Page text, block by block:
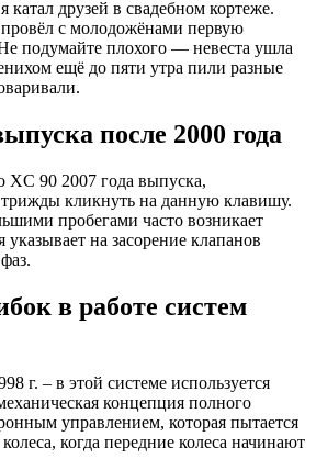
катал друзей в свадебном кортеже.
с молодожёнами первую
подумайте плохого — невеста ушла
ещё до пяти утра пили разные
после 2000 года
XC 90 2007 года выпуска,
кликнуть на данную клавишу.
пробегами часто возникает
на засорение клапанов
в работе систем
г. – в этой системе используется
концепция полного
управлением, которая пытается
когда передние колеса начинают